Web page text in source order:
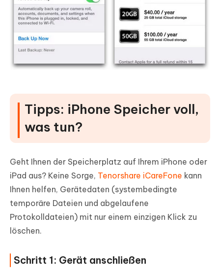
Tipps: iPhone Speicher voll,
was tun?
Geht Ihnen der Speicherplatz auf Ihrem iPhone oder
iPad aus? Keine Sorge, Tenorshare iCareFone kann
Ihnen helfen, Gerätedaten (systembedingte
temporäre Dateien und abgelaufene
Protokolldateien) mit nur einem einzigen Klick zu
löschen.
Schritt 1: Gerät anschließen